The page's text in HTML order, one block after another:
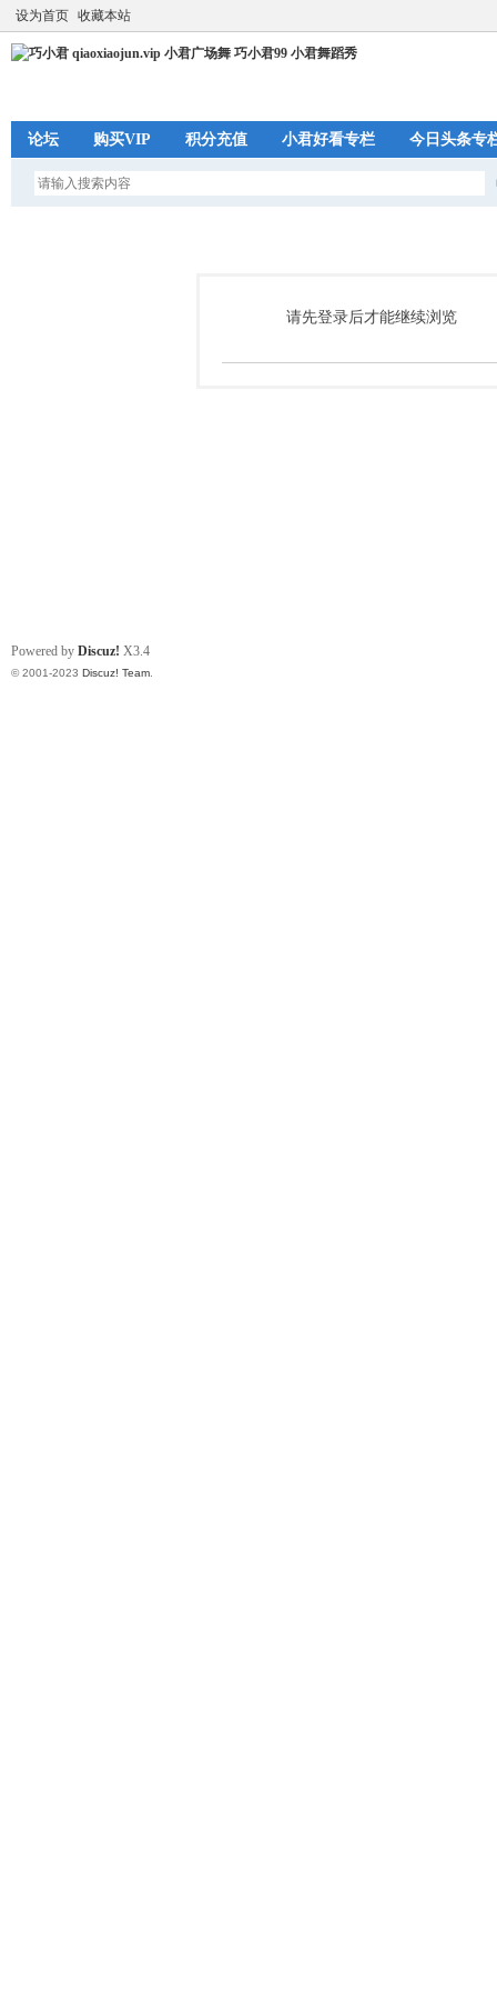
设为首页 收藏本站
论坛 购买VIP 积分充值 小君好看专栏 今日头条专
请先登录后才能继续浏览
Powered by Discuz! X3.4
© 2001-2023 Discuz! Team